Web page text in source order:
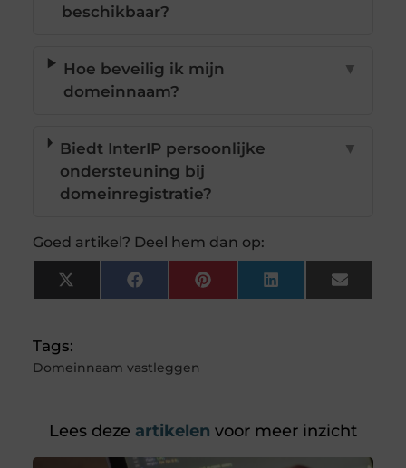
beschikbaar?
Hoe beveilig ik mijn
domeinnaam?
▼
Biedt InterIP persoonlijke
ondersteuning bij
domeinregistratie?
▼
Goed artikel? Deel hem dan op:
X
(Twitter)
FacebookPinterestLinkedInEmail
Tags:
Domeinnaam vastleggen
Lees deze artikelen voor meer inzicht